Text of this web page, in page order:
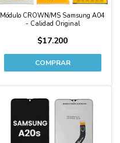
Módulo CROWN/MS Samsung A04
- Calidad Original
$17.200